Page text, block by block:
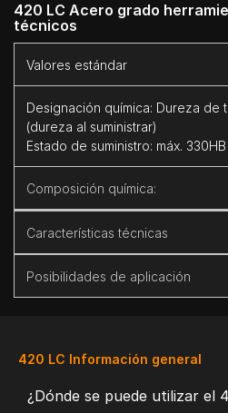
420 LC Acero grado
técnicos
Valores estándar
Designación química: Dureza de
(dureza al suministrar)
Estado de suministro: máx. 330HB
Composición química:
C
0.05
Si
0.2
Mn
0.9
Características técnicas
Acero bonificado, resistente a la
para plástico; magnetizable, de
Posibilidades de aplicación
fundición inyectada, placas de
extrusión, válvulas, válvulas de
420 LC Información general
¿Dónde se puede utilizar el